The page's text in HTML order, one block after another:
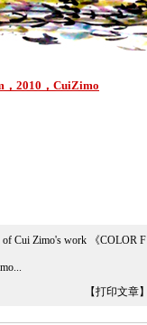
，2010，CuiZimo
of Cui Zimo's work 《COLOR F
【打印文章】